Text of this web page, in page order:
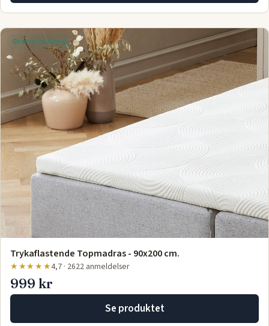
Gratis levering
Trykaflastende Topmadras - 90x200 cm.
★★★★★4,7 · 2622 anmeldelser
999 kr
Se produktet